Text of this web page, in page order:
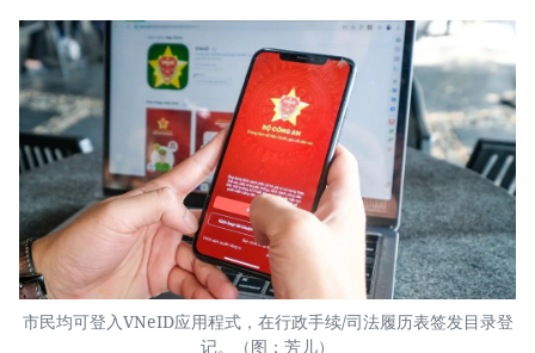
市民均可登入VNeID应用程式，在行政手续/司法履历表签发目录登
记。（图：芳儿）